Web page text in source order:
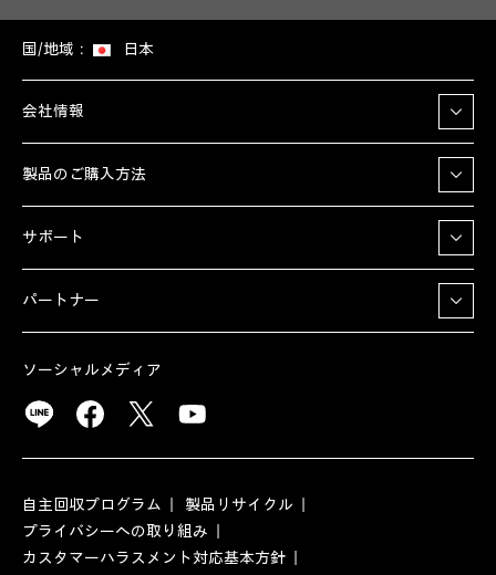
国/地域： 日本
会社情報
製品のご購入方法
サポート
パートナー
ソーシャルメディア
自主回収プログラム
製品リサイクル
プライバシーへの取り組み
カスタマーハラスメント対応基本方針